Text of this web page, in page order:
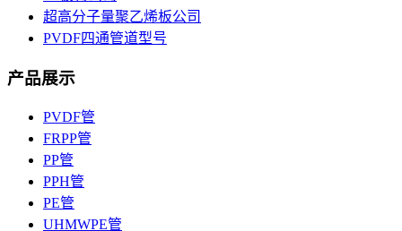
超高分子量聚乙烯板公司
PVDF四通管道型号
产品展示
PVDF管
FRPP管
PP管
PPH管
PE管
UHMWPE管